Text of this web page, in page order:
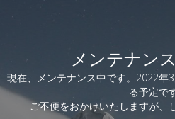
メンテナン
現在、メンテナンス中です。2022年
る予定で
ご不便をおかけいたしますが、